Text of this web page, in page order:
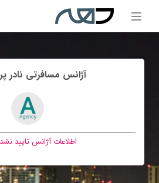
آژانس مسافرتی نادر
اطلاعات آژانس تایید